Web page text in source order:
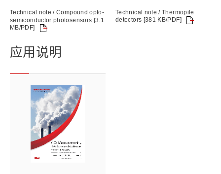
Technical note / Compound opto-
semiconductor photosensors [3.1
MB/PDF]
Technical note / Thermopile
detectors [381 KB/PDF]
应用说明